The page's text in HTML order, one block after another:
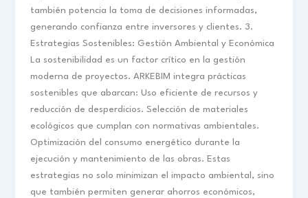
también potencia la toma de decisiones informadas,
generando confianza entre inversores y clientes. 3.
Estrategias Sostenibles: Gestión Ambiental y Económica
La sostenibilidad es un factor crítico en la gestión
moderna de proyectos. ARKEBIM integra prácticas
sostenibles que abarcan: Uso eficiente de recursos y
reducción de desperdicios. Selección de materiales
ecológicos que cumplan con normativas ambientales.
Optimización del consumo energético durante la
ejecución y mantenimiento de las obras. Estas
estrategias no solo minimizan el impacto ambiental, sino
que también permiten generar ahorros económicos,